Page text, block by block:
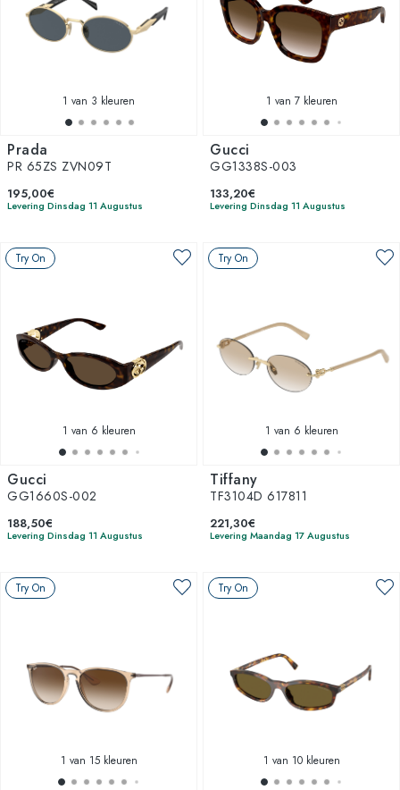
1 van 3 kleuren
Prada
PR 65ZS ZVN09T
195,00€
Levering Dinsdag 11 Augustus
1 van 7 kleuren
Gucci
GG1338S-003
133,20€
Levering Dinsdag 11 Augustus
Try On
1 van 6 kleuren
Gucci
GG1660S-002
188,50€
Levering Dinsdag 11 Augustus
Try On
1 van 6 kleuren
Tiffany
TF3104D 617811
221,30€
Levering Maandag 17 Augustus
Try On
1 van 15 kleuren
Try On
1 van 10 kleuren